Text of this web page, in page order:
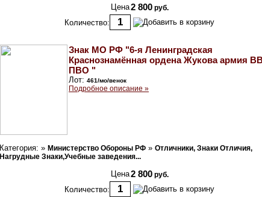
Цена2 800 руб.
Количество:
Знак МО РФ "6-я Ленинградская
Краснознамённая ордена Жукова армия
ПВО "
Лот: 461/мо/венок
Подробное описание »
Категория: » Министерство Обороны РФ » Отличники, Знаки Отличия,
Нагрудные Знаки,Учебные заведения...
Цена2 800 руб.
Количество: